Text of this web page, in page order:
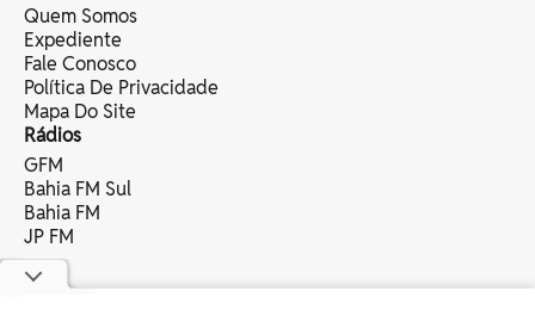
Quem Somos
Expediente
Fale Conosco
Política De Privacidade
Mapa Do Site
Rádios
GFM
Bahia FM Sul
Bahia FM
JP FM